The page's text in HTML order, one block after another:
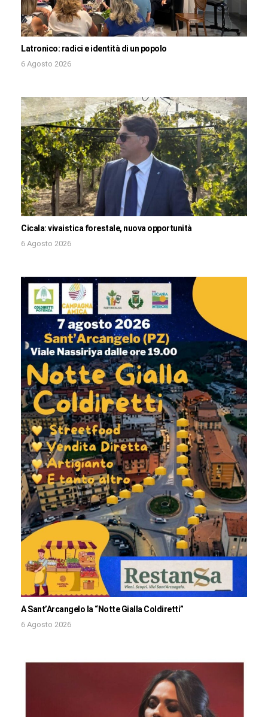
Latronico: radici e identità di un popolo
6 Agosto 2026
Cicala: vivaistica forestale, nuova opportunità
6 Agosto 2026
A Sant’Arcangelo la “Notte Gialla Coldiretti”
6 Agosto 2026